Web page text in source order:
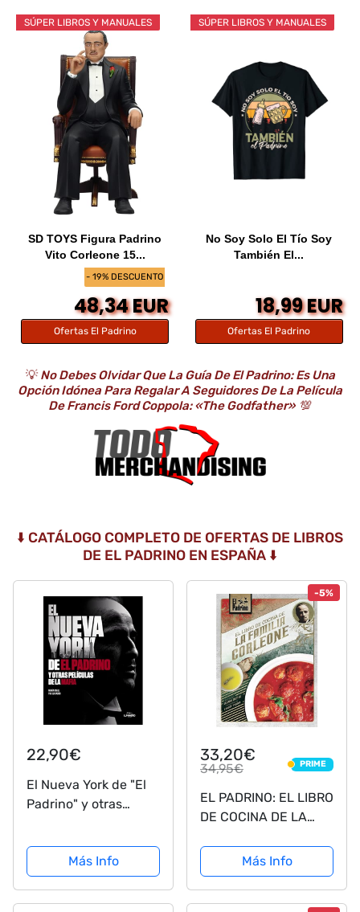
- 19% DESCUENTO
SÚPER LIBROS Y MANUALES
SD TOYS Figura Padrino
Vito Corleone 15...
48,34 EUR
Ofertas El Padrino
SÚPER LIBROS Y MANUALES
No Soy Solo El Tío Soy
También El...
18,99 EUR
Ofertas El Padrino
💡No Debes Olvidar Que La Guía De El Padrino: Es Una
Opción Idónea Para Regalar A Seguidores De La Película
De Francis Ford Coppola: «The Godfather» 💯
⬇️ CATÁLOGO COMPLETO DE OFERTAS DE LIBROS
DE EL PADRINO EN ESPAÑA ⬇️
22,90€
El Nueva York de "El
Padrino" y otras
(Guías ilustradas)
Más Info
-5%
33,20€
34,95€ PRIME
PRIME
EL PADRINO: EL LIBRO
DE COCINA DE LA
Más Info